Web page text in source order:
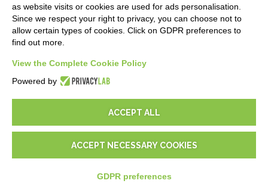
Security Policy
Documentation contractuelle et RGPD
Conditions générales de livraison
Conditions du service d'assistance
Paramètres cookie
- EUR €
as website visits or cookies are used for ads personalisation.
Since we respect your right to privacy, you can choose not to
allow certain types of cookies. Click on GDPR preferences to
find out more.
View the Complete Cookie Policy
Powered by
ACCEPT ALL
ACCEPT NECESSARY COOKIES
GDPR preferences